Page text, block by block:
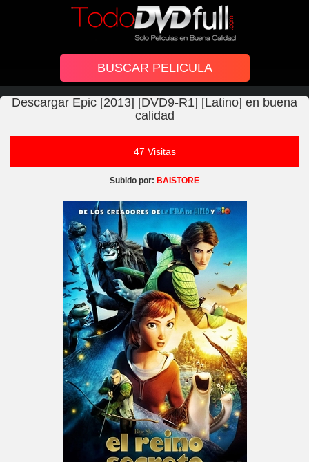
Descargar Epic [2013] [DVD9-R1] [Latino] en buena
calidad
47 Visitas
Subido por: BAISTORE